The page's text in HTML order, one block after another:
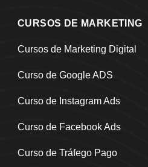
CURSOS DE MARKETING
Cursos de Marketing Digital
Curso de Google ADS
Curso de Instagram Ads
Curso de Facebook Ads
Curso de Tráfego Pago